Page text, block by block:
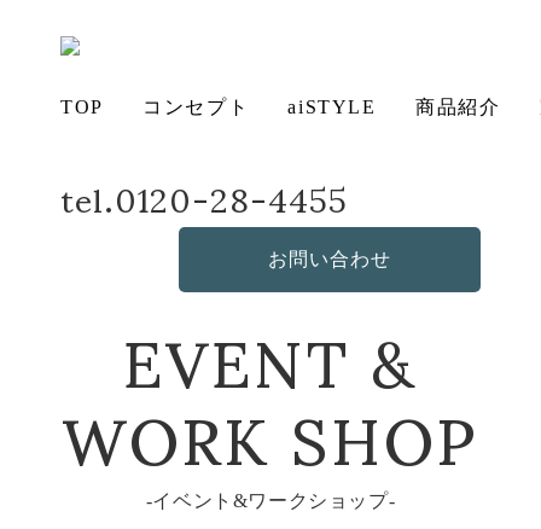
TOP コンセプト
いて
保証につ
aiSTYLE 商品紹介
ソフ
ベッ
デス
造
ファ
tel.0120-28-4455
お問い合わせ
スツールとギャッベ・キリム・ヘレケ展
EVENT &
WORK SHOP
イベント&ワークショップ